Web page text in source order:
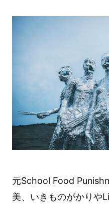
元School Food
美、いきものがかりや